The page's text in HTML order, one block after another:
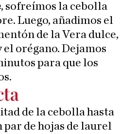
, sofreímos la cebolla
Luego, añadimos el
de la Vera dulce,
orégano. Dejamos
para que los
de la cebolla hasta
de hojas de laurel